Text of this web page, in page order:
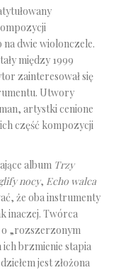
dwie wiolonczele.
między 1999
zainteresował się
Utwory
artystki cenione
część kompozycji
album Trzy
nocy, Echo walca
że oba instrumenty
inaczej. Twórca
o „rozszerzonym
brzmienie stapia
jest złożona